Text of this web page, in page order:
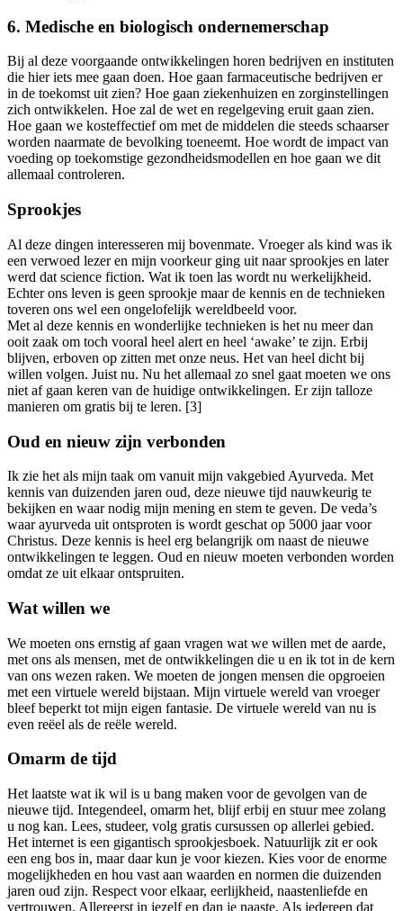
6. Medische en biologisch ondernemerschap
Bij al deze voorgaande ontwikkelingen horen bedrijven en instituten
die hier iets mee gaan doen. Hoe gaan farmaceutische bedrijven er
in de toekomst uit zien? Hoe gaan ziekenhuizen en zorginstellingen
zich ontwikkelen. Hoe zal de wet en regelgeving eruit gaan zien.
Hoe gaan we kosteffectief om met de middelen die steeds schaarser
worden naarmate de bevolking toeneemt. Hoe wordt de impact van
voeding op toekomstige gezondheidsmodellen en hoe gaan we dit
allemaal controleren.
Sprookjes
Al deze dingen interesseren mij bovenmate. Vroeger als kind was ik
een verwoed lezer en mijn voorkeur ging uit naar sprookjes en later
werd dat science fiction. Wat ik toen las wordt nu werkelijkheid.
Echter ons leven is geen sprookje maar de kennis en de technieken
toveren ons wel een ongelofelijk wereldbeeld voor.
Met al deze kennis en wonderlijke technieken is het nu meer dan
ooit zaak om toch vooral heel alert en heel ‘awake’ te zijn. Erbij
blijven, erboven op zitten met onze neus. Het van heel dicht bij
willen volgen. Juist nu. Nu het allemaal zo snel gaat moeten we ons
niet af gaan keren van de huidige ontwikkelingen. Er zijn talloze
manieren om gratis bij te leren. [3]
Oud en nieuw zijn verbonden
Ik zie het als mijn taak om vanuit mijn vakgebied Ayurveda. Met
kennis van duizenden jaren oud, deze nieuwe tijd nauwkeurig te
bekijken en waar nodig mijn mening en stem te geven. De veda’s
waar ayurveda uit ontsproten is wordt geschat op 5000 jaar voor
Christus. Deze kennis is heel erg belangrijk om naast de nieuwe
ontwikkelingen te leggen. Oud en nieuw moeten verbonden worden
omdat ze uit elkaar ontspruiten.
Wat willen we
We moeten ons ernstig af gaan vragen wat we willen met de aarde,
met ons als mensen, met de ontwikkelingen die u en ik tot in de kern
van ons wezen raken. We moeten de jongen mensen die opgroeien
met een virtuele wereld bijstaan. Mijn virtuele wereld van vroeger
bleef beperkt tot mijn eigen fantasie. De virtuele wereld van nu is
even reëel als de reële wereld.
Omarm de tijd
Het laatste wat ik wil is u bang maken voor de gevolgen van de
nieuwe tijd. Integendeel, omarm het, blijf erbij en stuur mee zolang
u nog kan. Lees, studeer, volg gratis cursussen op allerlei gebied.
Het internet is een gigantisch sprookjesboek. Natuurlijk zit er ook
een eng bos in, maar daar kun je voor kiezen. Kies voor de enorme
mogelijkheden en hou vast aan waarden en normen die duizenden
jaren oud zijn. Respect voor elkaar, eerlijkheid, naastenliefde en
vertrouwen. Allereerst in jezelf en dan je naaste. Als iedereen dat